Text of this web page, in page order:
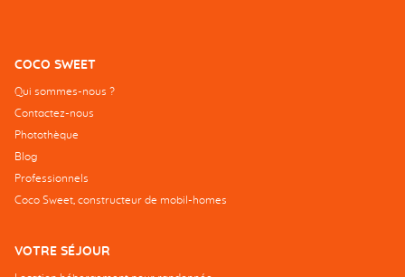
COCO SWEET
Qui sommes-nous ?
Contactez-nous
Photothèque
Blog
Professionnels
Coco Sweet, constructeur de mobil-homes
VOTRE SÉJOUR